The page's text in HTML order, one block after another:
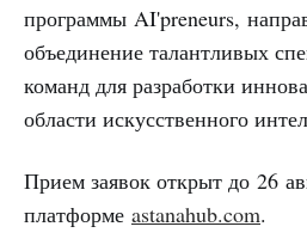
программы AI'preneurs,
объединение талантливых
команд для разработки
области искусственного
Прием заявок открыт до 26
платформе astanahub.com.